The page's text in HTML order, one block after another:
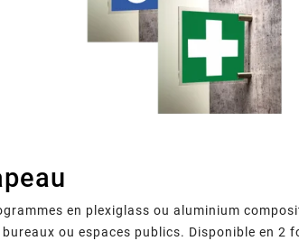
en plexiglass ou aluminium
ou espaces publics. Disponible en